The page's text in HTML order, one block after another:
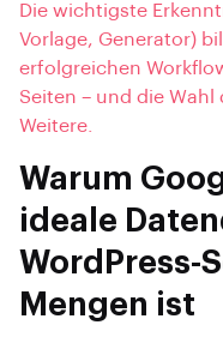
Die wichtigste
Vorlage, Generator)
erfolgreichen
Seiten – und die
Weitere.
Warum
ideale
WordPress-
Mengen ist